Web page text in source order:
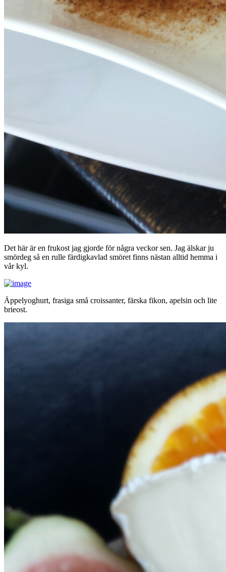
Det här är en frukost jag gjorde för några veckor sen. Jag älskar ju
smördeg så en rulle färdigkavlad smöret finns nästan alltid hemma i
vår kyl.
Äppelyoghurt, frasiga små croissanter, färska fikon, apelsin och lite
brieost.